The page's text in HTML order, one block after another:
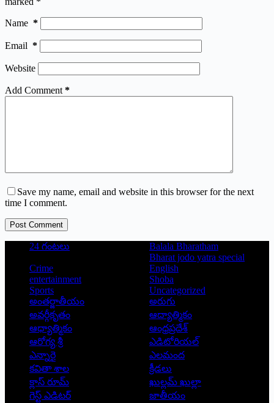
Name *
Email *
Website
Add Comment *
Save my name, email and website in this browser for the next
time I comment.
Post Comment
24 గంటలు
Balala Bharatham
Bharat jodo yatra special
Crime
English
entertainment
Shoba
Sports
Uncategorized
అంతర్జాతీయం
అరుగు
అవర్గీకృతం
ఆద్యాత్మికం
ఆధ్యాత్మికం
ఆంధ్రప్రదేశ్
ఆరోగ్య శ్రీ
ఎడిటోరియల్
ఎన్నారై
ఎలమంద
కవితా శాల
క్రీడలు
క్లాస్ రూమ్
ఖుల్లమ్ ఖుల్లా
గెస్ట్ ఎడిటర్
జాతీయం